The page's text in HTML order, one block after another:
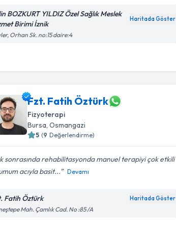
BOZKURT YILDIZ Özel Sağlık Meslek
Birimi İznik
Haritada Göster
Orhan Sk. no:15 daire:4
Fzt. Fatih Öztürk
Fizyoterapi
Bursa , Osmangazi
5 (9 Değerlendirme)
sonrasında rehabilitasyonda manuel terapiyi çok etkili
acıyla basit...
Devamı
Fatih Öztürk Haritada Göster
Mah. Çamlık Cad. No :85 /A